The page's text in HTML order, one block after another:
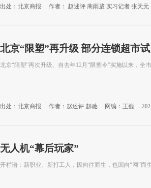
出处：北京商报 作者： 赵述评 蔺雨葳 实习记者 张天元
北京“限塑”再升级 部分连锁超市
北京“限塑”再次升级。自去年12月“限塑令”实施以来，全
出处：北京商报 作者：赵述评 赵驰 网编：王巍
无人机“幕后玩家”
开栏语：新职业、新打工人，因向往而生，也因向“网”而生